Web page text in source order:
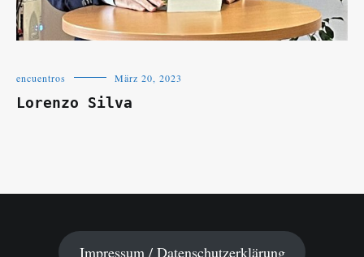
encuentros März 20, 2023
Lorenzo Silva
Impressum / Datenschutzerklärung